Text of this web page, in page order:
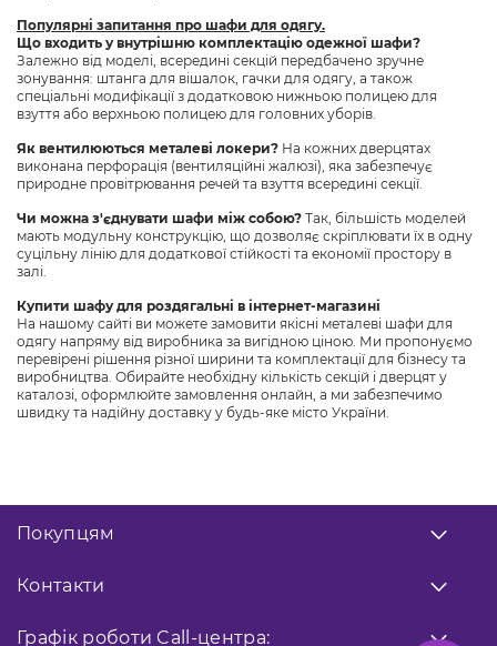
Популярні запитання про шафи для одягу.
Що входить у внутрішню комплектацію одежної шафи?
Залежно від моделі, всередині секцій передбачено зручне
зонування: штанга для вішалок, гачки для одягу, а також
спеціальні модифікації з додатковою нижньою полицею для
взуття або верхньою полицею для головних уборів.
Як вентилюються металеві локери? На кожних дверцятах
виконана перфорація (вентиляційні жалюзі), яка забезпечує
природне провітрювання речей та взуття всередині секції.
Чи можна з'єднувати шафи між собою? Так, більшість моделей
мають модульну конструкцію, що дозволяє скріплювати їх в одну
суцільну лінію для додаткової стійкості та економії простору в
залі.
Купити шафу для роздягальні в інтернет-магазині
На нашому сайті ви можете замовити якісні металеві шафи для
одягу напряму від виробника за вигідною ціною. Ми пропонуємо
перевірені рішення різної ширини та комплектації для бізнесу та
виробництва. Обирайте необхідну кількість секцій і дверцят у
каталозі, оформлюйте замовлення онлайн, а ми забезпечимо
швидку та надійну доставку у будь-яке місто України.
Контакти
Передзвоніть мені
Графік роботиCall-центра:
Покупцям
Про нас
Доставка